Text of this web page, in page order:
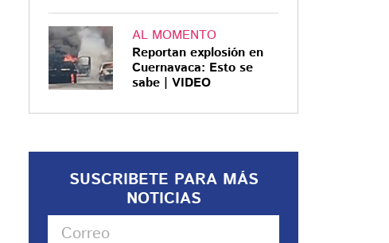
AL MOMENTO
Reportan explosión en
Cuernavaca: Esto se
sabe | VIDEO
SUSCRIBETE PARA MÁS
NOTICIAS